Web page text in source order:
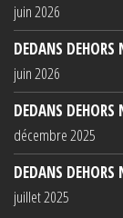
juin 2026
DEDANS DEHORS
juin 2026
DEDANS DEHORS
décembre 2025
DEDANS DEHORS
juillet 2025